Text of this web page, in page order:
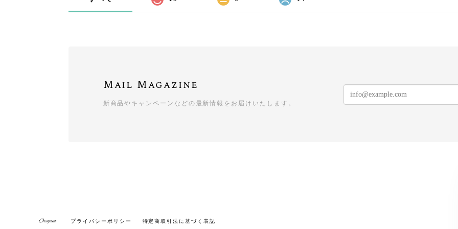
Mail Magazine
新商品やキャンペーンなどの最新情報をお届けいたします。
プライバシーポリシー 特定商取引法に基づく表記